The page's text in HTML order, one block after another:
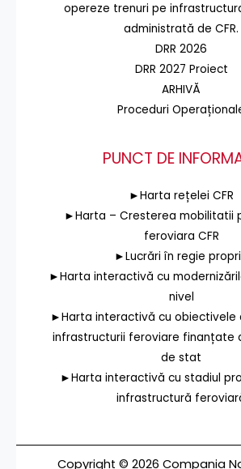
opereze trenuri pe
administrată de CFR.
DRR 2026
DRR 2027 Proiect
ARHIVĂ
Proceduri
PUNCT DE
►Harta rețelei CFR
►Harta – Cresterea mobilitatii
feroviara CFR
►Lucrări în regie
►Harta interactivă cu
nivel
►Harta interactivă cu obiectivele
infrastructurii feroviare finanțate
de stat
►Harta interactivă cu stadiul
infrastructură
Copyright © 2026 Compania